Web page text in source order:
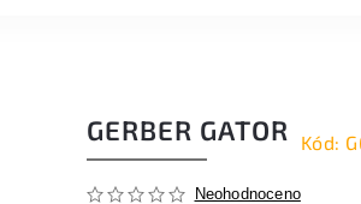
GERBER GATOR Kód:
Neohodnoceno